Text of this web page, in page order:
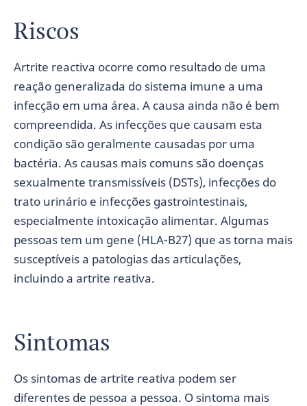
Riscos
Artrite reactiva ocorre como resultado de uma
reação generalizada do sistema imune a uma
infecção em uma área. A causa ainda não é bem
compreendida. As infecções que causam esta
condição são geralmente causadas por uma
bactéria. As causas mais comuns são doenças
sexualmente transmissíveis (DSTs), infecções do
trato urinário e infecções gastrointestinais,
especialmente intoxicação alimentar. Algumas
pessoas tem um gene (HLA-B27) que as torna mais
susceptíveis a patologias das articulações,
incluindo a artrite reativa.
Sintomas
Os sintomas de artrite reativa podem ser
diferentes de pessoa a pessoa. O sintoma mais